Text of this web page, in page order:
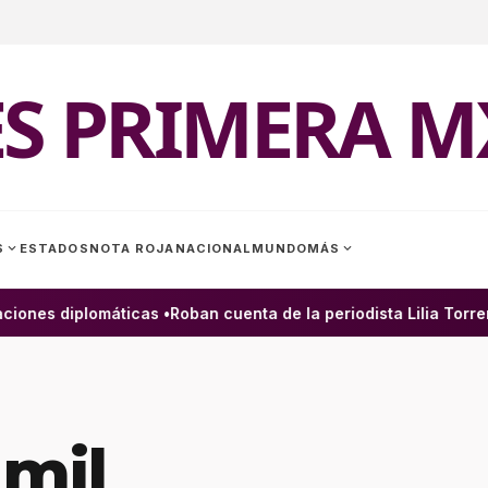
PRIMERA
expand_more ESTADOS NOTA ROJA NACIONAL MUNDOMÁS expand_more
diplomáticas •Roban cuenta de la periodista Lilia